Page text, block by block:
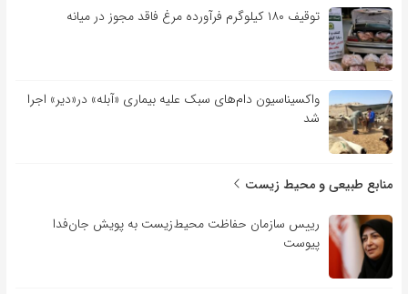
توقیف ۱۸۰ کیلوگرم فرآورده مرغ فاقد مجوز در میانه
واکسیناسیون دام‌های سبک علیه بیماری «آبله» در«دیر» اجرا
شد
منابع طبیعی و محیط زیست
رییس سازمان حفاظت محیط‌زیست به پویش جان‌فدا
پیوست